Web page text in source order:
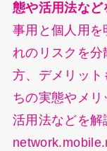
態や活用法など
事用と個人用を
れのリスクを
方、デメリッ
ちの実態やメリ
活用法などを解